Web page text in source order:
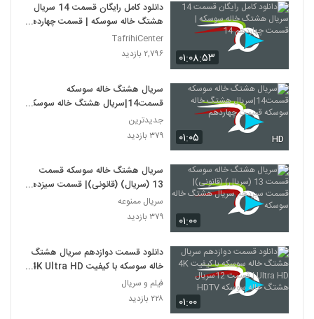
۰۱:۰۸:۵۳
دانلود کامل رایگان قسمت 14 سریال
هشتگ خاله سوسکه | قسمت چهاردهم
14
TafrihiCenter
۲,۷۹۶ بازدید
۰۱:۰۵ HD
سریال هشتگ خاله سوسکه
قسمت14|سریال هشتگ خاله سوسکه
قسمت چهاردهم
جدیدترین
۳۷۹ بازدید
۰۱:۰۰
سریال هشتگ خاله سوسکه قسمت
13 (سریال) (قانونی)| قسمت سیزدهم
سریال هشتگ خاله سوسکه
سریال ممنوعه
۳۷۹ بازدید
۰۱:۰۰
دانلود قسمت دوازدهم سریال هشتگ
خاله سوسکه با کیفیت 4K Ultra HD
سوسکه HDTV
فیلم و سریال
۲۲۸ بازدید